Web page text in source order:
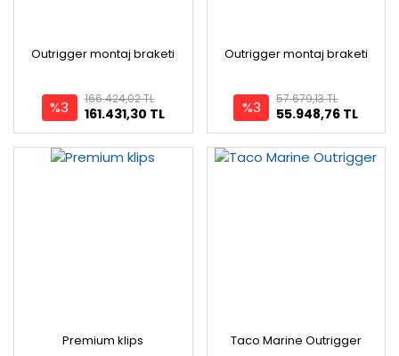
Outrigger montaj braketi
%3 161.431,30 TL
166.424,02 TL
Outrigger montaj braketi
%3 55.948,76 TL
57.679,13 TL
Premium klips Taco Marine Outrigger